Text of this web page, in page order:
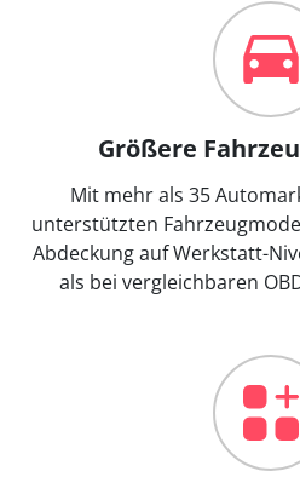
Größere
Mit mehr als 35
unterstützten
Abdeckung auf Werkstatt-
als bei vergleichbaren